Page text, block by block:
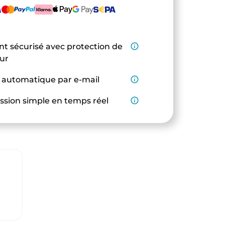
sécurisé avec protection de
info_outline
automatique par e-mail info_outline
simple en temps réel info_outline